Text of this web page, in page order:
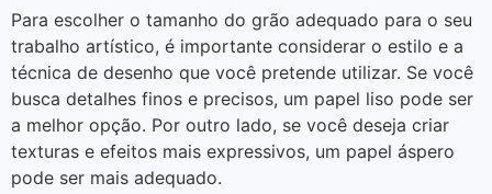
Para escolher o tamanho do grão adequado para o seu
trabalho artístico, é importante considerar o estilo e a
técnica de desenho que você pretende utilizar. Se você
busca detalhes finos e precisos, um papel liso pode ser
a melhor opção. Por outro lado, se você deseja criar
texturas e efeitos mais expressivos, um papel áspero
pode ser mais adequado.